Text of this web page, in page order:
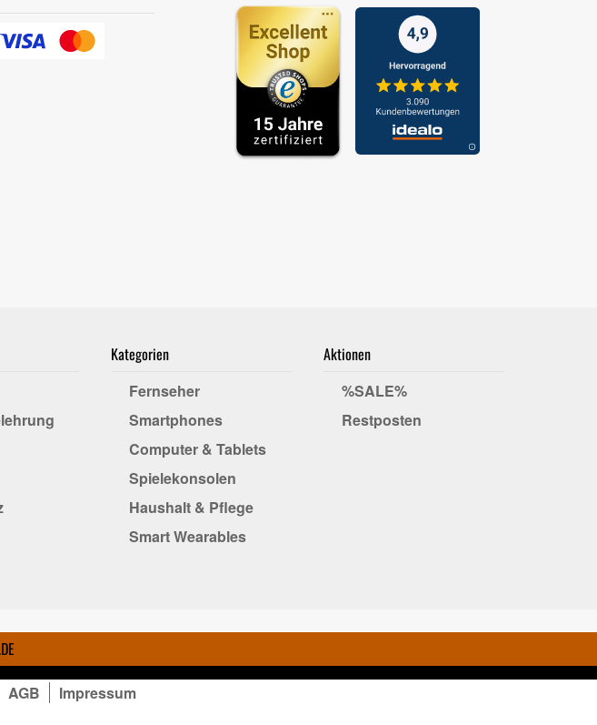
Kategorien
Fernseher
Smartphones
Computer & Tablets
Spielekonsolen
Haushalt & Pflege
Smart Wearables
Aktionen
%SALE%
Restposten
AGB
Impressum